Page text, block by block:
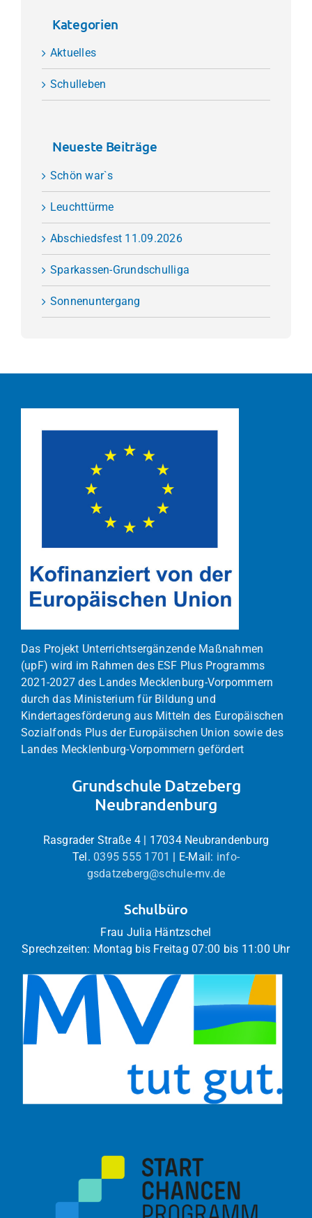
Kategorien
Aktuelles
Schulleben
Neueste Beiträge
Schön war`s
Leuchttürme
Abschiedsfest 11.09.2026
Sparkassen-Grundschulliga
Sonnenuntergang
Das Projekt Unterrichtsergänzende Maßnahmen
(upF) wird im Rahmen des ESF Plus Programms
2021-2027 des Landes Mecklenburg-Vorpommern
durch das Ministerium für Bildung und
Kindertagesförderung aus Mitteln des Europäischen
Sozialfonds Plus der Europäischen Union sowie des
Landes Mecklenburg-Vorpommern gefördert
Grundschule Datzeberg
Neubrandenburg
Rasgrader Straße 4 | 17034 Neubrandenburg
Tel. 0395 555 1701 | E-Mail: info-
gsdatzeberg@schule-mv.de
Schulbüro
Frau Julia Häntzschel
Sprechzeiten: Montag bis Freitag 07:00 bis 11:00 Uhr